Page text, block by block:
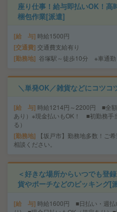
座り仕事！給与即払いOK！高
梱包作業[派遣]
給 与 時給1500円
交通費 交通費支給有り
勤務地 谷塚駅～徒歩10分 ※車通勤
＼単発OK／雑貨などにコツコ
給 与 時給1214円～2200円 ■全
あり）※現金払いもOK！ ■初勤務手
る）
勤務地
【坂戸市】勤務地多数！ご
相談ください。
＜好きな場所からいつでも登
貨やポーチなどのピッキング[
給 与 時給1600円 ■日払い・週払